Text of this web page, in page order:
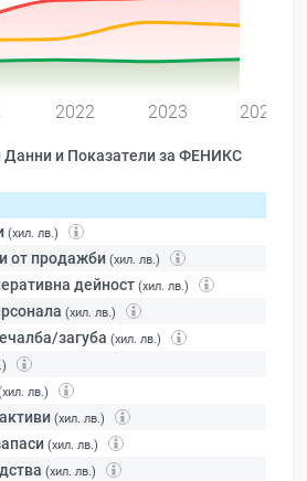
2022 2023 2024
Данни и Показатели за ФЕНИКС
(хил. лв.)
от продажби (хил. лв.)
дейност (хил. лв.)
(хил. лв.)
загуба (хил. лв.)
лв.)
(хил. лв.)
(хил. лв.)
(хил. лв.)